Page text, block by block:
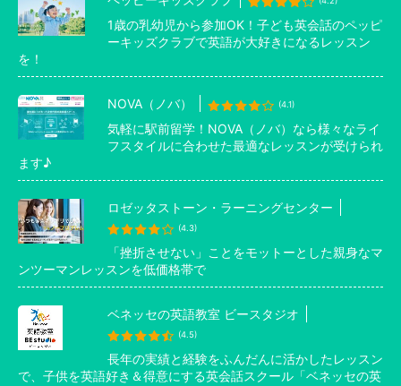
1歳の乳幼児から参加OK！子ども英会話のペッピ
ーキッズクラブで英語が大好きになるレッスン
を！
NOVA（ノバ） (4.1)
気軽に駅前留学！NOVA（ノバ）なら様々なライ
フスタイルに合わせた最適なレッスンが受けられ
ます♪
ロゼッタストーン・ラーニングセンター
(4.3)
「挫折させない」ことをモットーとした親身なマ
ンツーマンレッスンを低価格帯で
ベネッセの英語教室 ビースタジオ
(4.5)
長年の実績と経験をふんだんに活かしたレッスン
で、子供を英語好き＆得意にする英会話スクール「ベネッセの英